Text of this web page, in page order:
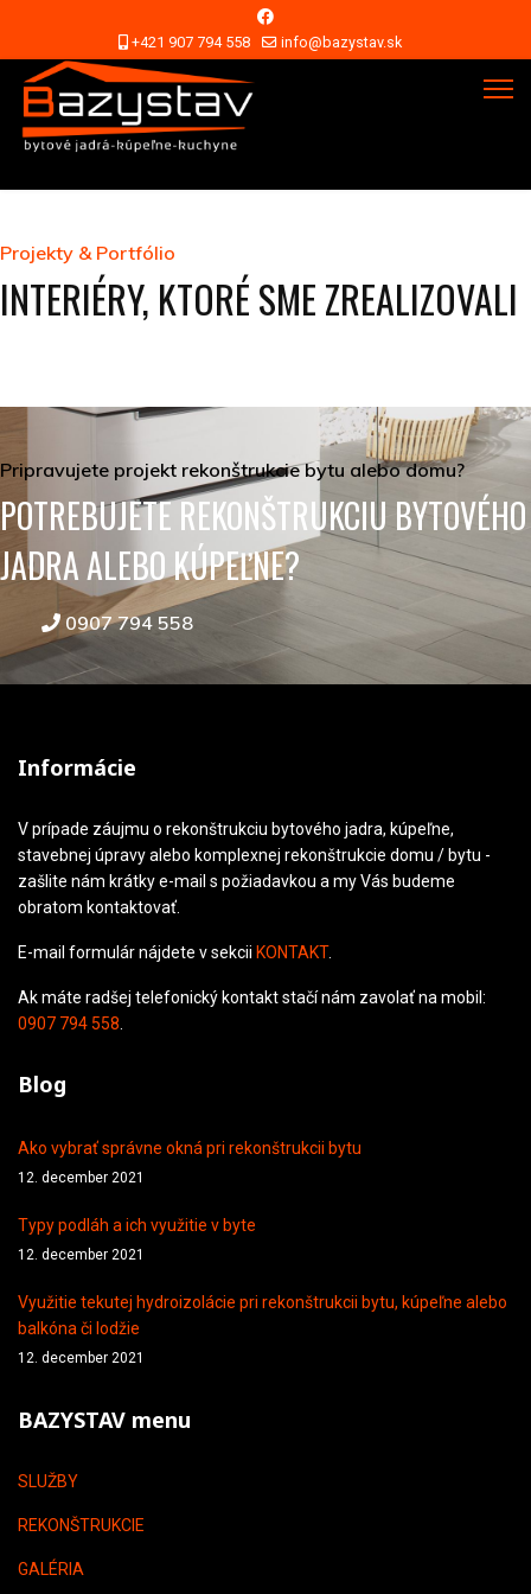
+421 907 794 558 info@bazystav.sk
Projekty & Portfólio
INTERIÉRY, KTORÉ SME ZREALIZOVALI
Pripravujete projekt rekonštrukcie bytu alebo domu?
POTREBUJETE REKONŠTRUKCIU BYTOVÉHO
JADRA ALEBO KÚPEĽNE?
0907 794 558
Informácie
V prípade záujmu o rekonštrukciu bytového jadra, kúpeľne,
stavebnej úpravy alebo komplexnej rekonštrukcie domu / bytu -
zašlite nám krátky e-mail s požiadavkou a my Vás budeme
obratom kontaktovať.
E-mail formulár nájdete v sekcii KONTAKT.
Ak máte radšej telefonický kontakt stačí nám zavolať na mobil:
0907 794 558
Blog
Ako vybrať správne okná pri rekonštrukcii bytu
12. december 2021
Typy podláh a ich využitie v byte
12. december 2021
Využitie tekutej hydroizolácie pri rekonštrukcii bytu, kúpeľne alebo
balkóna či lodžie
12. december 2021
BAZYSTAV menu
SLUŽBY
REKONŠTRUKCIE
GALÉRIA